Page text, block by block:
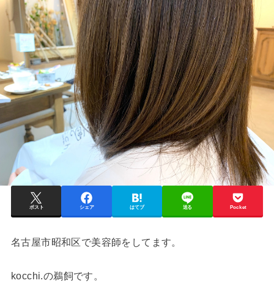
ポスト シェア はてブ 送る Pocket
名古屋市昭和区で美容師をしてます。
kocchi.の鵜飼です。